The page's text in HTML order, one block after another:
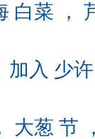
白菜 ，
加入 少
大葱 节